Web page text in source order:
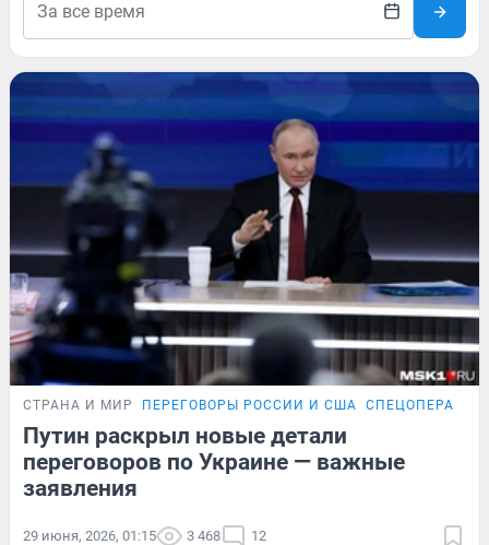
СТРАНА И МИР ПЕРЕГОВОРЫ РОССИИ И США
Путин раскрыл новые детали
переговоров по Украине — важные
заявления
29 июня, 2026, 01:15 3 468 12